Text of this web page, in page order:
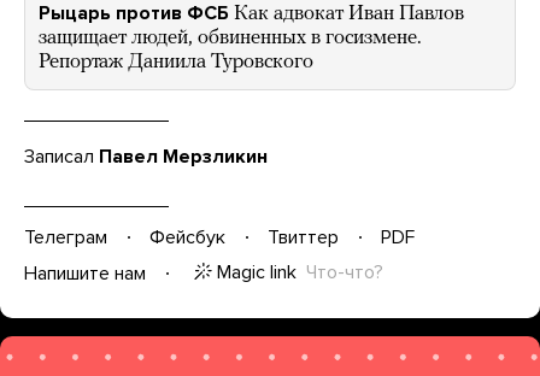
Рыцарь против ФСБ Как адвокат Иван Павлов
защищает людей, обвиненных в госизмене.
Репортаж Даниила Туровского
Записал Павел Мерзликин
Телеграм Фейсбук Твиттер
PDF
Напишите нам
Magic link Что-что?